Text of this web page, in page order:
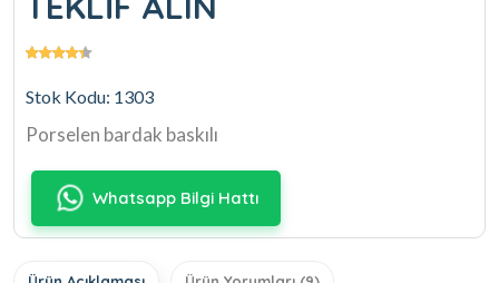
Stok Kodu: 1303
Porselen bardak baskılı
Whatsapp Bilgi Hattı